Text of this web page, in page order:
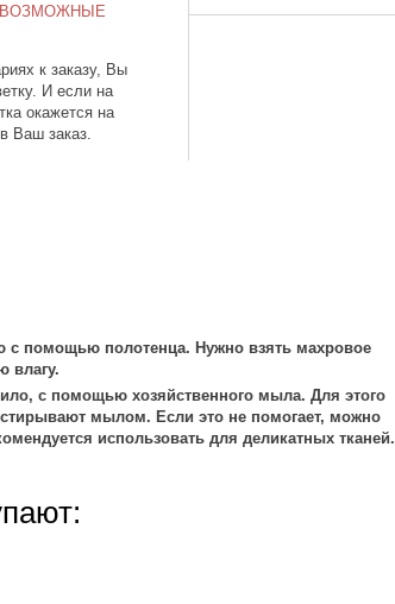
ВОЗМОЖНЫЕ
к заказу, Вы
И если на
окажется на
Ваш заказ.
помощью полотенца. Нужно взять махровое
влагу.
с помощью хозяйственного мыла. Для этого
мылом. Если это не помогает, можно
использовать для деликатных тканей.